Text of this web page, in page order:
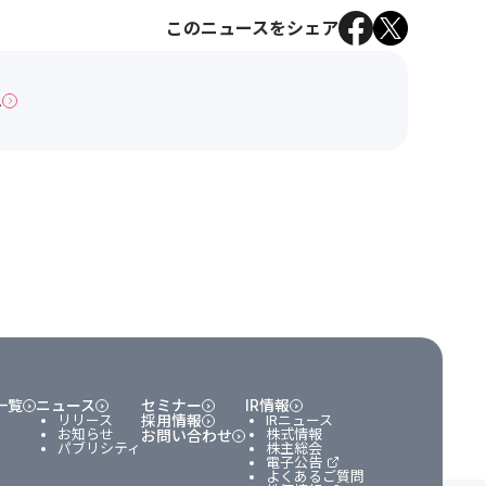
このニュースをシェア
覧 ニュース
リリース
お知らせ
パブリシティ
セミナー
採用情報
お問い合わせ
IR情報
IRニュース
株式情報
株主総会
電子公告
よくあるご質問